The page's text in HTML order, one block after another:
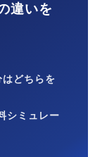
違いを
はどちらを
シミュレー